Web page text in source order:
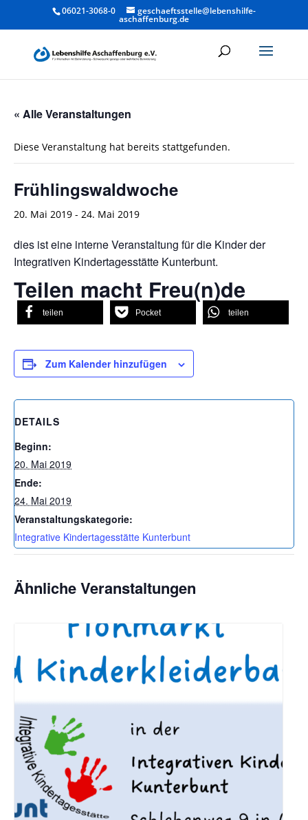
06021-3068-0 geschaeftsstelle@lebenshilfe-
aschaffenburg.de
« Alle Veranstaltungen
Diese Veranstaltung hat bereits stattgefunden.
Frühlingswaldwoche
20. Mai 2019 - 24. Mai 2019
dies ist eine interne Veranstaltung für die Kinder der
Integrativen Kindertagesstätte Kunterbunt.
Teilen macht Freu(n)de
teilen Pocket teilen
Zum Kalender hinzufügen
DETAILS
Beginn:
20. Mai 2019
Ende:
24. Mai 2019
Veranstaltungskategorie:
Integrative Kindertagesstätte Kunterbunt
Ähnliche Veranstaltungen